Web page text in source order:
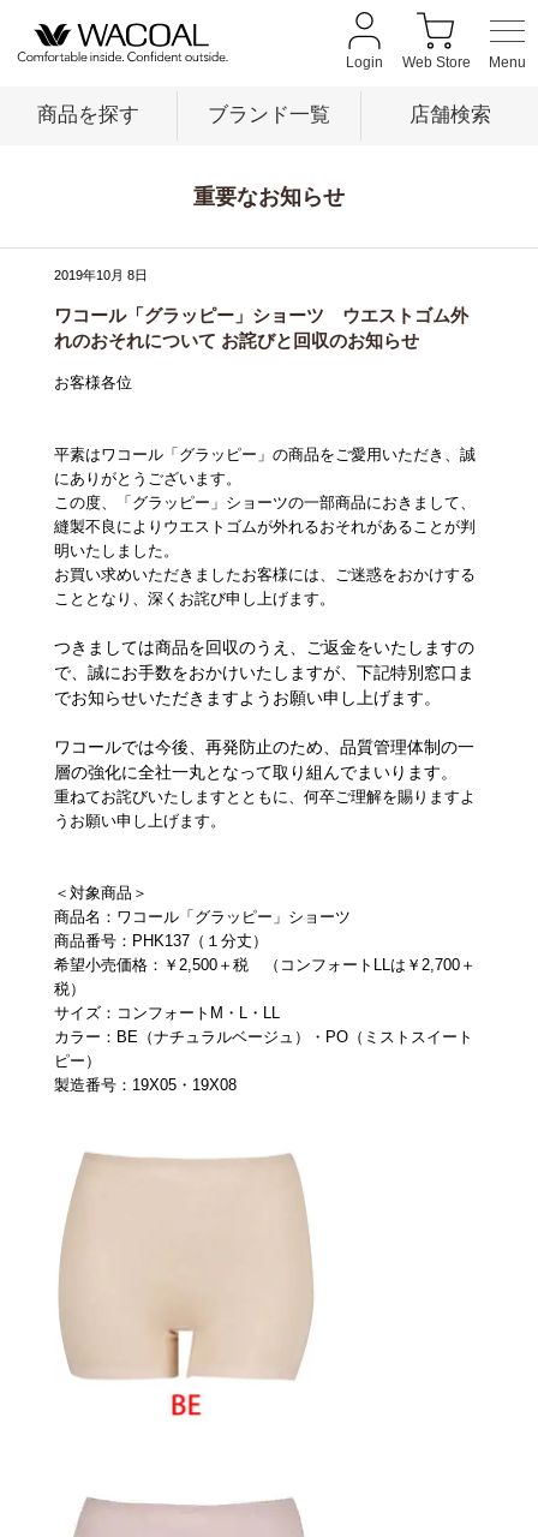
Login Web Store
商品を探す ブランド一覧 店舗検索
ブランド一覧
店舗検索
新着情報
重要なお知らせ
ワコールウェブストア
公式アプリ
企業情報
SNSアカウント一覧
メールニュース登録
よくあるご質問
重要なお知らせ
2019年10月 8日
ワコール「グラッピー」ショーツ ウエストゴム外
れのおそれについて お詫びと回収のお知らせ
お客様各位
平素はワコール「グラッピー」の商品をご愛用いただき、誠
にありがとうございます。
この度、「グラッピー」ショーツの一部商品におきまして、
縫製不良によりウエストゴムが外れるおそれがあることが判
明いたしました。
お買い求めいただきましたお客様には、ご迷惑をおかけする
こととなり、深くお詫び申し上げます。
つきましては商品を回収のうえ、ご返金をいたしますの
で、誠にお手数をおかけいたしますが、下記特別窓口ま
でお知らせいただきますようお願い申し上げます。
ワコールでは今後、再発防止のため、品質管理体制の一
層の強化に全社一丸となって取り組んでまいります。
重ねてお詫びいたしますとともに、何卒ご理解を賜りますよ
うお願い申し上げます。
＜対象商品＞
商品名：ワコール「グラッピー」ショーツ
商品番号：PHK137（１分丈）
希望小売価格：￥2,500＋税 （コンフォートLLは￥2,700＋
税）
サイズ：コンフォートM・L・LL
カラー：BE（ナチュラルベージュ）・PO（ミストスイート
ピー）
製造番号：19X05・19X08